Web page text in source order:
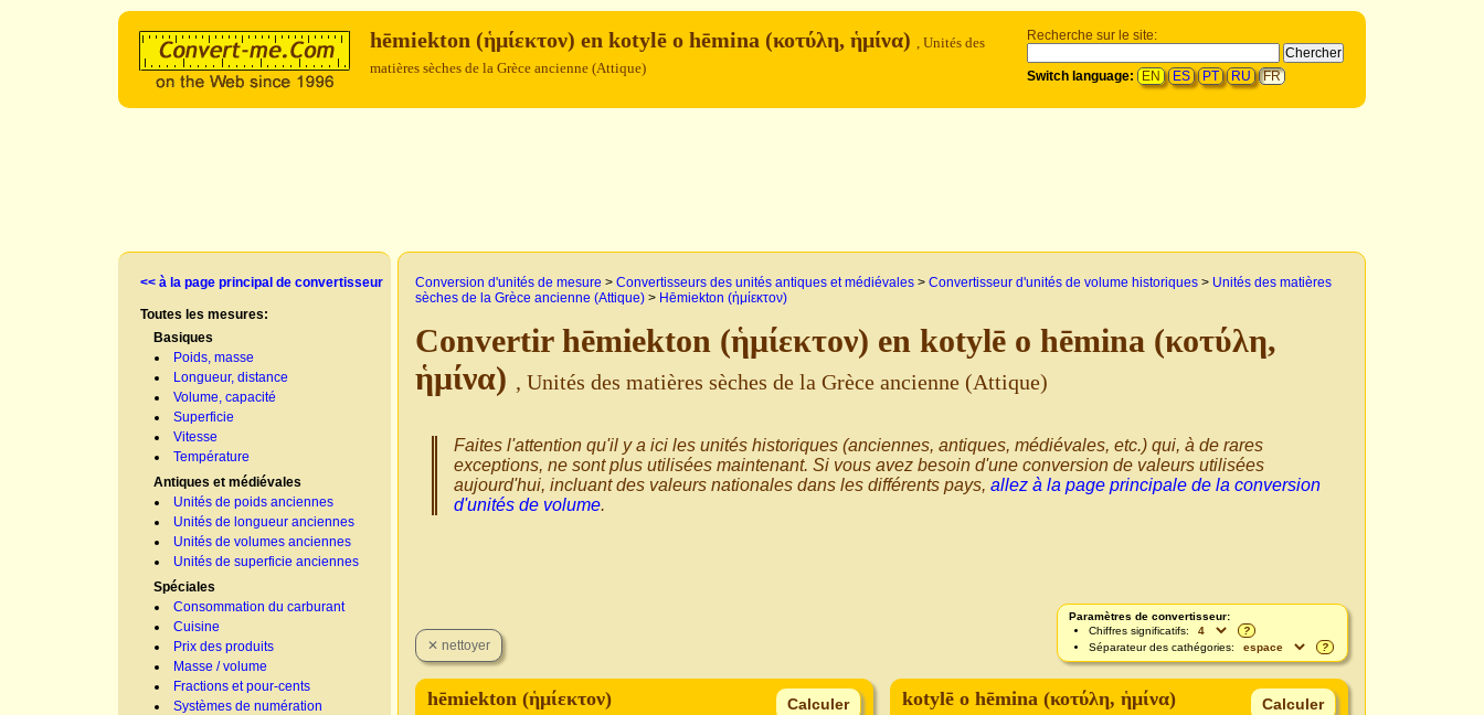
Recherche sur le site:
Switch language: EN ES PT RU FR
hēmiekton (ἡμίεκτον) en kotylē o hēmina (κοτύλη, ἡμίνα) , Unités des
matières sèches de la Grèce ancienne (Attique)
<< à la page principal de convertisseur
Toutes les mesures:
Basiques
Poids, masse
Longueur, distance
Volume, capacité
Superficie
Vitesse
Température
Antiques et médiévales
Unités de poids anciennes
Unités de longueur anciennes
Unités de volumes anciennes
Unités de superficie anciennes
Spéciales
Consommation du carburant
Cuisine
Prix des produits
Masse / volume
Fractions et pour-cents
Systèmes de numération
Conversion d'unités de mesure > Convertisseurs des unités antiques et médiévales > Convertisseur d'unités de volume historiques > Unités des matières
sèches de la Grèce ancienne (Attique) > Hēmiekton (ἡμίεκτον)
Convertir hēmiekton (ἡμίεκτον) en kotylē o hēmina (κοτύλη,
ἡμίνα) , Unités des matières sèches de la Grèce ancienne (Attique)
Faites l'attention qu'il y a ici les unités historiques (anciennes, antiques, médiévales, etc.) qui, à de rares
exceptions, ne sont plus utilisées maintenant. Si vous avez besoin d'une conversion de valeurs utilisées
aujourd'hui, incluant des valeurs nationales dans les différents pays, allez à la page principale de la conversion
d'unités de volume.
Paramètres de convertisseur:
Chiffres significatifs:
?
Séparateur des cathégories:
?
hēmiekton (ἡμίεκτον) kotylē o hēmina (κοτύλη, ἡμίνα)